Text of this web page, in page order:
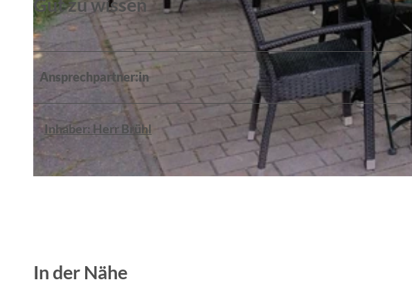
© Stadt- und Touristinformation Strausberg
Gut zu wissen
Ansprechpartner:in
Inhaber: Herr Brühl
In der Nähe